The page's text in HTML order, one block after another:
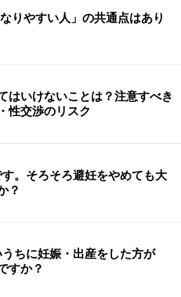
りやすい人」の共通点はあり
はいけないことは？注意すべき
性交渉のリスク
。そろそろ避妊をやめても大
？
ちに妊娠・出産をした方が
すか？